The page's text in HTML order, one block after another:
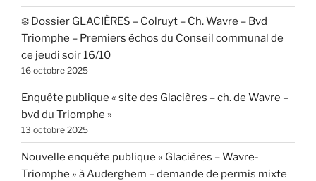
❄️ Dossier GLACIÈRES – Colruyt – Ch. Wavre – Bvd
Triomphe – Premiers échos du Conseil communal de
ce jeudi soir 16/10
16 octobre 2025
Enquête publique « site des Glacières – ch. de Wavre –
bvd du Triomphe »
13 octobre 2025
Nouvelle enquête publique « Glacières – Wavre-
Triomphe » à Auderghem – demande de permis mixte